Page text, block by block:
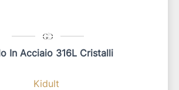
In Acciaio 316L Cristalli
Kidult